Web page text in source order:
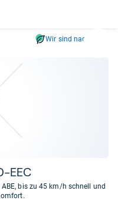
und
Wir sind nachhaltig
​EEC
bis zu 45 km/h schnell und